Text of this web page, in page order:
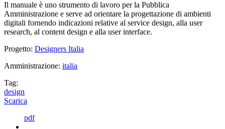
Il manuale è uno strumento di lavoro per la Pubblica
Amministrazione e serve ad orientare la progettazione di ambienti
digitali fornendo indicazioni relative al service design, alla user
research, al content design e alla user interface.
Progetto: Designers Italia
Amministrazione: italia
Tag:
design
Scarica
pdf